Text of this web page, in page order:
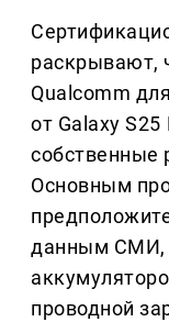
раскрывают,
Qualcomm
от Galaxy S25
собственные
Основным
данным СМИ,
проводной